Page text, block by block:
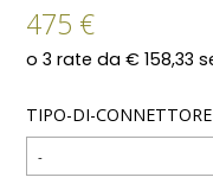
475 €
TIPO-DI-CONNETTORE